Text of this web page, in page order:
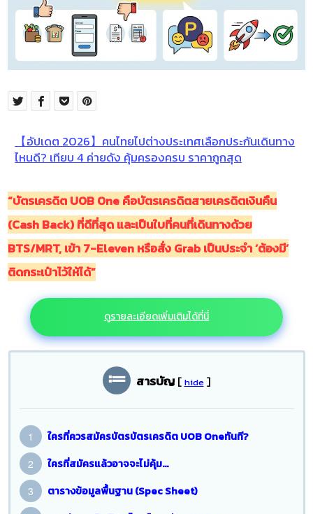
【อัปเดต 2026】คนไทยไปต่างประเทศเลือกประกันเดินทาง
ไหนดี? เทียบ 4 ค่ายดัง คุ้มครองครบ ราคาถูกสุด
“บัตรเครดิต UOB One คือบัตรเครดิตสายเครดิตเงินคืน
(Cash Back) ที่ดีที่สุด และเป็นใบที่คนที่เดินทางด้วย
BTS/MRT, เข้า 7-Eleven หรือสั่ง Grab เป็นประจำ ‘ต้องมี’
ติดกระเป๋าไว้ให้ได้”
ดูรายละเอียดเพิ่มเติมได้ที่นี่
สารบัญ [ hide ]
ใครที่ควรสมัครบัตรบัตรเครดิต UOB Oneทันที?
ใครที่สมัครแล้วอาจจะไม่คุ้ม…
ตารางข้อมูลพื้นฐาน (Spec Sheet)